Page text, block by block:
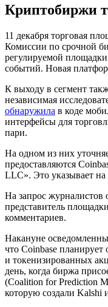
Криптобиржи
11 декабря торговая
Комиссии по срочной
регулируемой
событий. Новая
К выходу в сегмент
независимая
обнаружила в коде
интерфейсы для
пари.
На одном из них
предоставляются
LLC». Это указывает
На запрос журналистов
представитель
комментариев.
Накануне
что Coinbase планирует
и токенизированных
день, когда биржа
(Coalition for Prediction
которую создали Kalshi